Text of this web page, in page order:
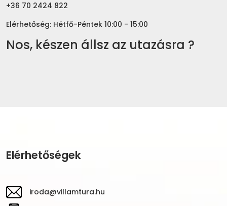
+36 70 2424 822
Elérhetőség: Hétfő-Péntek 10:00 - 15:00
Nos, készen állsz az utazásra ?
Elérhetőségek
iroda@villamtura.hu